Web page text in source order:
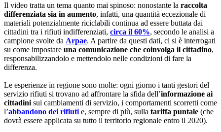
Il video tratta un tema quanto mai spinoso: nonostante la raccolta
differenziata sia in aumento, infatti, una quantità eccezionale di
materiali potenzialmente riciclabili continua ad essere buttata dai
cittadini tra i rifiuti indifferenziati, circa il 60%, secondo le analisi a
campione svolte da Arpae. A partire da questi dati, ci si è interrogati
su come impostare una comunicazione che coinvolga il cittadino,
responsabilizzandolo e mettendolo nelle condizioni di fare la
differenza.
Le esperienze in regione sono molte: ogni giorno i tanti gestori del
servizio rifiuti si trovano ad affrontare la sfida dell’informazione ai
cittadini sui cambiamenti di servizio, i comportamenti scorretti come
l’abbandono dei rifiuti e, sempre di più, sulla tariffa puntale (che
dovrà essere applicata su tutto il territorio regionale entro il 2020).